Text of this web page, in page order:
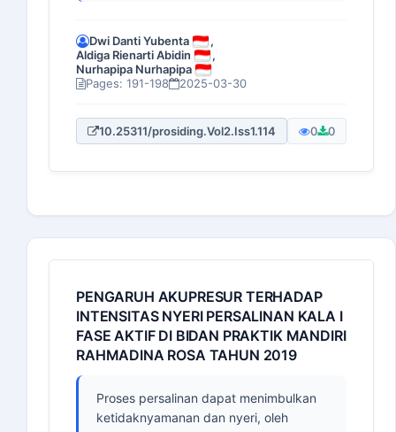
Dwi Danti Yubenta
,
Aldiga Rienarti Abidin
,
Nurhapipa Nurhapipa
Pages: 191-198
2025-03-30
10.25311/prosiding.Vol2.Iss1.114 0 0
PENGARUH AKUPRESUR TERHADAP
INTENSITAS NYERI PERSALINAN KALA I
FASE AKTIF DI BIDAN PRAKTIK MANDIRI
RAHMADINA ROSA TAHUN 2019
Proses persalinan dapat menimbulkan
ketidaknyamanan dan nyeri, oleh